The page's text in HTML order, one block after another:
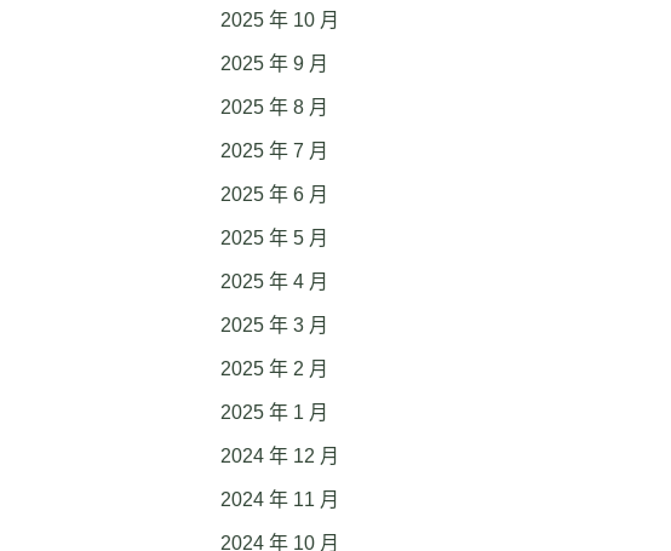
2025 年 10 月
2025 年 9 月
2025 年 8 月
2025 年 7 月
2025 年 6 月
2025 年 5 月
2025 年 4 月
2025 年 3 月
2025 年 2 月
2025 年 1 月
2024 年 12 月
2024 年 11 月
2024 年 10 月